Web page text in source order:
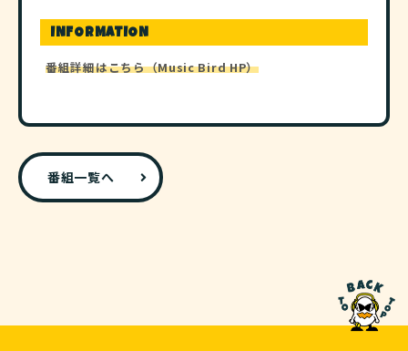
INFORMATION
番組詳細はこちら（Music Bird HP）
番組一覧へ